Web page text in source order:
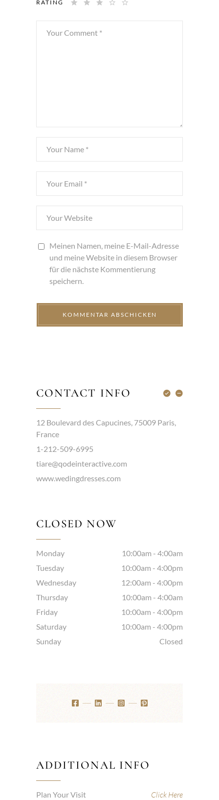
RATING
Meinen Namen, meine E-Mail-Adresse
und meine Website in diesem Browser
für die nächste Kommentierung
speichern.
CONTACT INFO
12 Boulevard des Capucines, 75009 Paris,
France
1-212-509-6995
tiare@qodeinteractive.com
www.wedingdresses.com
CLOSED NOW
Monday 10:00am - 4:00am
Tuesday
10:00am - 4:00pm
Wednesday
12:00am - 4:00pm
Thursday
10:00am - 4:00am
Friday
10:00am - 4:00pm
Saturday
10:00am - 4:00pm
Sunday
Closed
ADDITIONAL INFO
Plan Your Visit Click Here